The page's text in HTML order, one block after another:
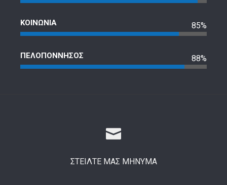
ΚΟΙΝΩΝΙΑ 85%
ΠΕΛΟΠΟΝΝΗΣΟΣ 88%
ΣΤΕΙΛΤΕ ΜΑΣ ΜΗΝΥΜΑ